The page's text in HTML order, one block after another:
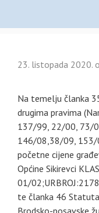
23. listopada 2020.
Na temelju članka
drugima pravima
137/99, 22/00, 73/
146/08,38/09, 153/
početne cijene
Općine Sikirevci
01/
te članka 46 Statuta
Brodsko-posavske